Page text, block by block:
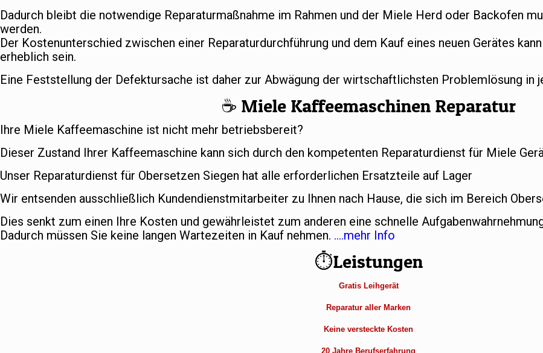
Dadurch bleibt die notwendige Reparaturmaßnahme im Rahmen und der Miele Herd oder Backofen
werden.
Der Kostenunterschied zwischen einer Reparaturdurchführung und dem Kauf eines neuen Gerätes
erheblich sein.
Eine Feststellung der Defektursache ist daher zur Abwägung der wirtschaftlichsten Problemlösung in
☕️ Miele Kaffeemaschinen Reparatur
Ihre Miele Kaffeemaschine ist nicht mehr betriebsbereit?
Dieser Zustand Ihrer Kaffeemaschine kann sich durch den kompetenten Reparaturdienst für Miele
Unser Reparaturdienst für Obersetzen Siegen hat alle erforderlichen Ersatzteile auf Lager
Wir entsenden ausschließlich Kundendienstmitarbeiter zu Ihnen nach Hause, die sich im Bereich
Dies senkt zum einen Ihre Kosten und gewährleistet zum anderen eine schnelle
Dadurch müssen Sie keine langen Wartezeiten in Kauf nehmen. ….mehr Info
⏱Leistungen
Gratis Leihgerät
Reparatur aller Marken
Keine versteckte Kosten
20 Jahre Berufserfahrung